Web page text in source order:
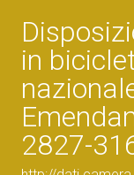
in
2827-